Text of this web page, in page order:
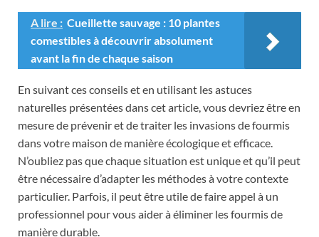
A lire : Cueillette sauvage : 10 plantes
comestibles à découvrir absolument
avant la fin de chaque saison
En suivant ces conseils et en utilisant les astuces
naturelles présentées dans cet article, vous devriez être en
mesure de prévenir et de traiter les invasions de fourmis
dans votre maison de manière écologique et efficace.
N’oubliez pas que chaque situation est unique et qu’il peut
être nécessaire d’adapter les méthodes à votre contexte
particulier. Parfois, il peut être utile de faire appel à un
professionnel pour vous aider à éliminer les fourmis de
manière durable.